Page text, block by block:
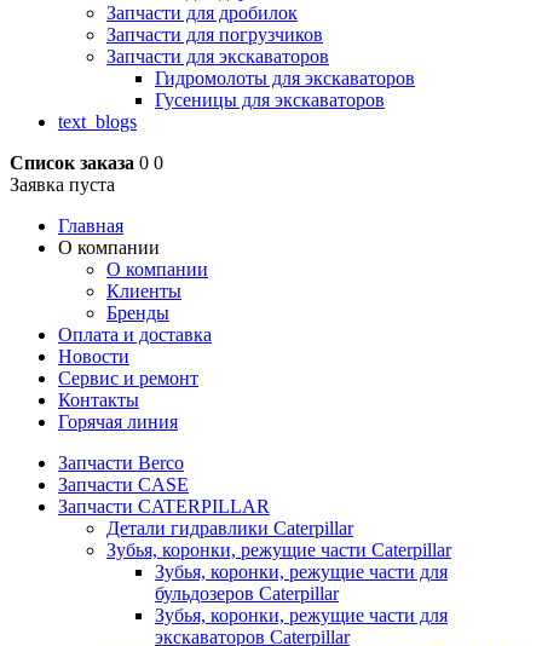
Запчасти для дробилок
Запчасти для погрузчиков
Запчасти для экскаваторов
Гидромолоты для экскаваторов
Гусеницы для экскаваторов
text_blogs
Список заказа 0 0
Заявка пуста
Главная
О компании
О компании
Клиенты
Бренды
Оплата и доставка
Новости
Сервис и ремонт
Контакты
Горячая линия
Запчасти Berco
Запчасти CASE
Запчасти CATERPILLAR
Детали гидравлики Caterpillar
Зубья, коронки, режущие части Caterpillar
Зубья, коронки, режущие части для
бульдозеров Caterpillar
Зубья, коронки, режущие части для
экскаваторов Caterpillar